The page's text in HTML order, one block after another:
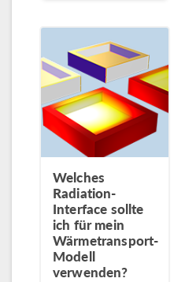
ausrichtungen,
Bahnmanövern und
unterschiedlichen
Planeteneigenschaften.
Welches
Radiation-
Interface sollte
ich für mein
Wärmetransport-
Modell
verwenden?